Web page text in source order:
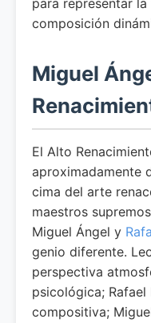
para representar
composición
Miguel
El Alto
aproximadamente
cima del arte
maestros
Miguel Ángel y
genio diferente.
perspectiva
psicológica;
compositiva;